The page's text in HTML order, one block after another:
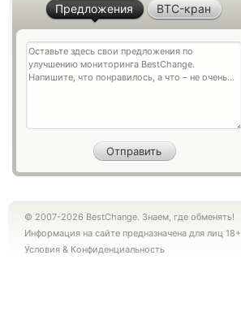
Предложения BTC-кран
© 2007-2026 BestChange. Знаем, где обменять!
Информация на сайте предназначена для лиц 18+
Условия & Конфиденциальность